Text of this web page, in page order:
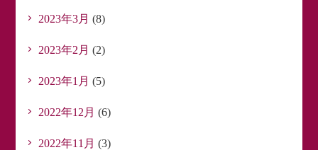
2023年3月 (8)
2023年2月 (2)
2023年1月 (5)
2022年12月 (6)
2022年11月 (3)